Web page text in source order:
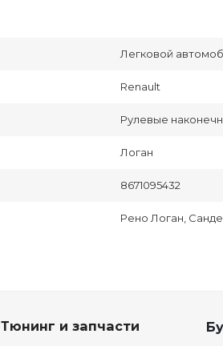
Легковой
Renault
Рулевые
Логан
8671095432
Рено Логан,
Тюнинг и запчасти